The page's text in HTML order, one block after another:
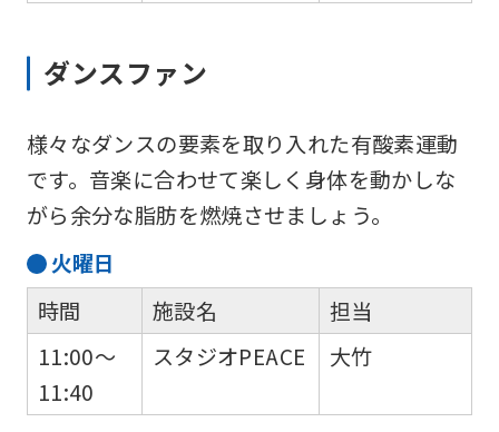
ダンスファン
様々なダンスの要素を取り入れた有酸素運動
です。音楽に合わせて楽しく身体を動かしな
がら余分な脂肪を燃焼させましょう。
火曜日
時間
11:00～
11:40
施設名
スタジオPEACE
担当
大竹